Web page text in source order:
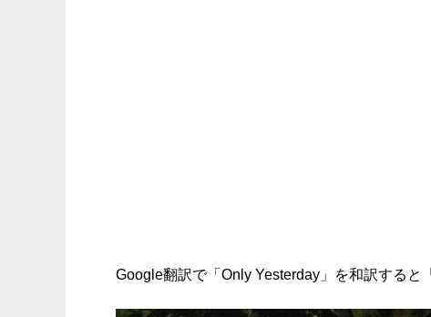
Google翻訳で「Only Yesterday」を和訳すると